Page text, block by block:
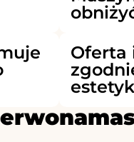
Oferta